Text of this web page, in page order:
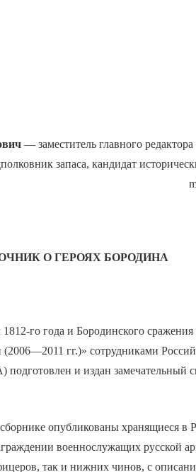
— заместитель главного
запаса, кандидат
О ГЕРОЯХ БОРОДИНА
го года и Бородинского
гг.)» сотрудниками
и издан замечательный
опубликованы хранящиеся
военнослужащих русской
так и нижних чинов, с